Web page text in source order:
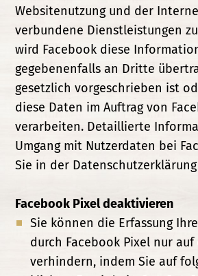
Websitenutzung und der
verbundene Dienstleistungen
wird Facebook diese
gegebenenfalls an Dritte
gesetzlich vorgeschrieben ist
diese Daten im Auftrag von
verarbeiten. Detaillierte
Umgang mit Nutzerdaten bei
Sie in der
Facebook Pixel deaktivieren
Sie können die Erfassung
durch Facebook Pixel nur
verhindern, indem Sie auf